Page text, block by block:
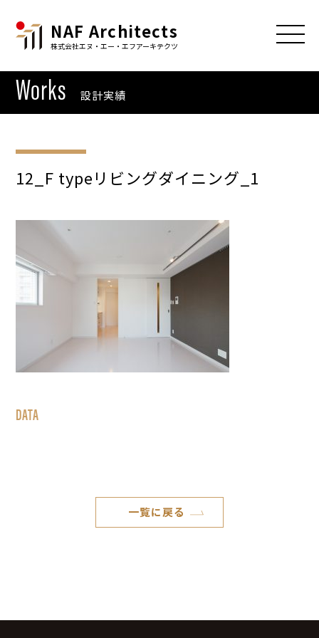
NAF Architects
株式会社エヌ・エー・エフアーキテクツ
Works 設計実績
12_F typeリビングダイニング_1
DATA
一覧に戻る